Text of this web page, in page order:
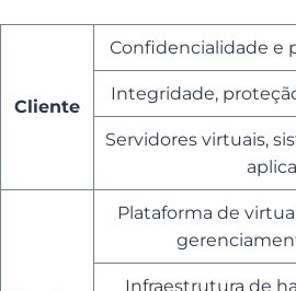
Cliente
Confidencialidade e
Integridade,
Servidores virtuais,
Plataforma de
Infraestrutura de